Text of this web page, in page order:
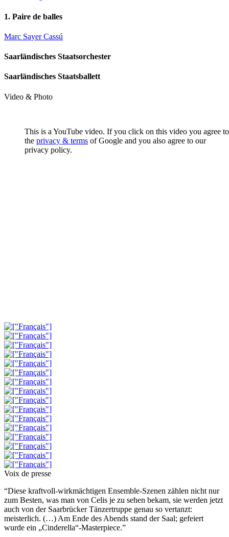
1. Paire de balles
Marc Sayer Cassú
Saarländisches Staatsorchester
Saarländisches Staatsballett
Video & Photo
This is a YouTube video. If you click on this video you agree to
the privacy & terms of Google and you also agree to our
privacy policy.
Voix de presse
“Diese kraftvoll-wirkmächtigen Ensemble-Szenen zählen nicht nur
zum Besten, was man von Celis je zu sehen bekam, sie werden jetzt
auch von der Saarbrücker Tänzertruppe genau so vertanzt:
meisterlich. (…) Am Ende des Abends stand der Saal; gefeiert
wurde ein „Cinderella“-Masterpiece.”